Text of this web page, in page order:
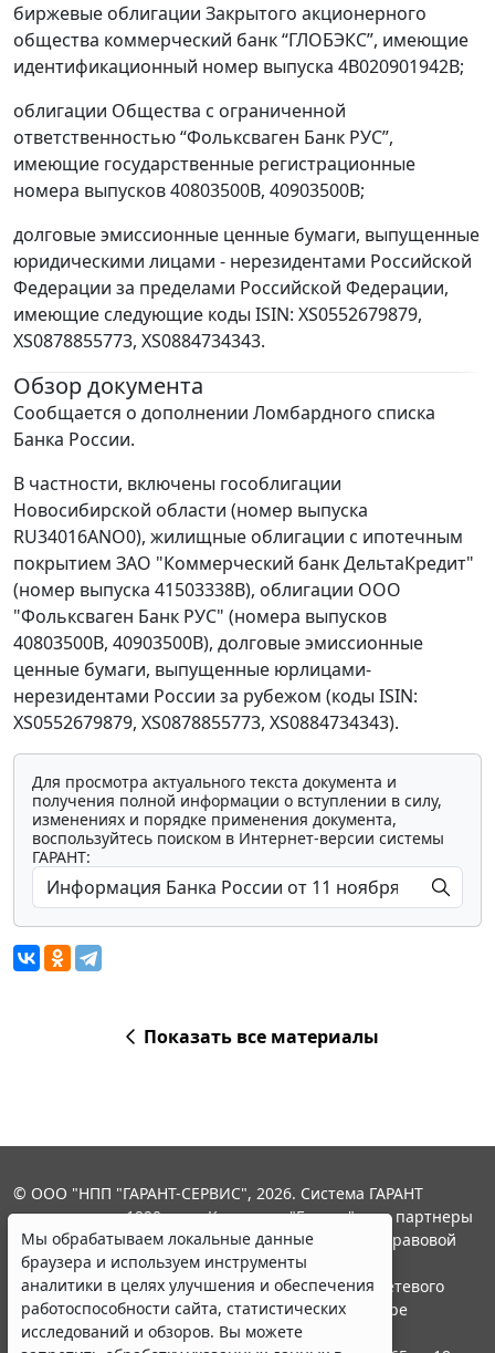
биржевые облигации Закрытого акционерного
общества коммерческий банк “ГЛОБЭКС”, имеющие
идентификационный номер выпуска 4B020901942B;
облигации Общества с ограниченной
ответственностью “Фольксваген Банк РУС”,
имеющие государственные регистрационные
номера выпусков 40803500B, 40903500B;
долговые эмиссионные ценные бумаги, выпущенные
юридическими лицами - нерезидентами Российской
Федерации за пределами Российской Федерации,
имеющие следующие коды ISIN: XS0552679879,
XS0878855773, XS0884734343.
Обзор документа
Сообщается о дополнении Ломбардного списка
Банка России.
В частности, включены гособлигации
Новосибирской области (номер выпуска
RU34016ANO0), жилищные облигации с ипотечным
покрытием ЗАО "Коммерческий банк ДельтаКредит"
(номер выпуска 41503338B), облигации ООО
"Фольксваген Банк РУС" (номера выпусков
40803500B, 40903500B), долговые эмиссионные
ценные бумаги, выпущенные юрлицами-
нерезидентами России за рубежом (коды ISIN:
XS0552679879, XS0878855773, XS0884734343).
Для просмотра актуального текста документа и
получения полной информации о вступлении в силу,
изменениях и порядке применения документа,
воспользуйтесь поиском в Интернет-версии системы
ГАРАНТ:
Показать все материалы
Мы обрабатываем локальные данные
браузера и используем инструменты
аналитики в целях улучшения и обеспечения
работоспособности сайта, статистических
исследований и обзоров. Вы можете
© ООО "НПП "ГАРАНТ-СЕРВИС", 2026. Система ГАРАНТ
выпускается с 1990 года. Компания "Гарант" и ее партнеры
являются участниками Российской ассоциации правовой
информации ГАРАНТ.
Портал ГАРАНТ.РУ зарегистрирован в качестве сетевого
издания Федеральной службой по надзору в сфере
связи,информационных технологий и массовых